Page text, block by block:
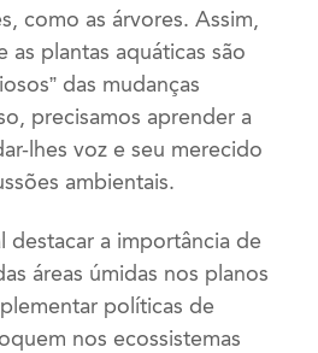
como as árvores. Assim,
plantas aquáticas são
das mudanças
precisamos aprender a
lhes voz e seu merecido
ambientais.
destacar a importância de
áreas úmidas nos planos
políticas de
nos ecossistemas